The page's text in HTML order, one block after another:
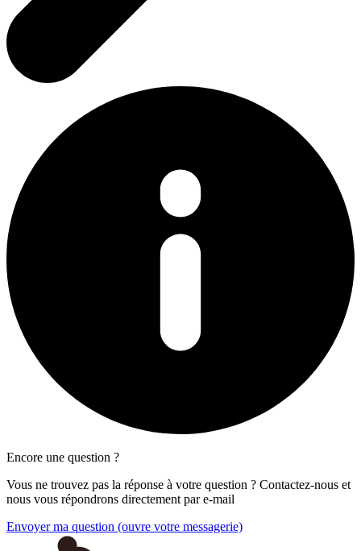
Encore une question ?
Vous ne trouvez pas la réponse à votre question ? Contactez-nous et
nous vous répondrons directement par e-mail
Envoyer ma question (ouvre votre messagerie)